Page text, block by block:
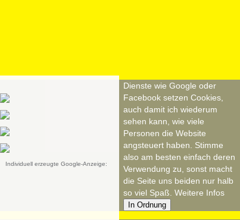
Individuell erzeugte Google-Anzeige:
Dienste wie Google oder
Facebook setzen Cookies,
auch damit ich wiederum
sehen kann, wie viele
Personen die Website
angsteuert haben. Stimme
also am besten einfach deren
Verwendung zu, sonst macht
die Seite uns beiden nur halb
so viel Spaß. Weitere Infos
In Ordnung